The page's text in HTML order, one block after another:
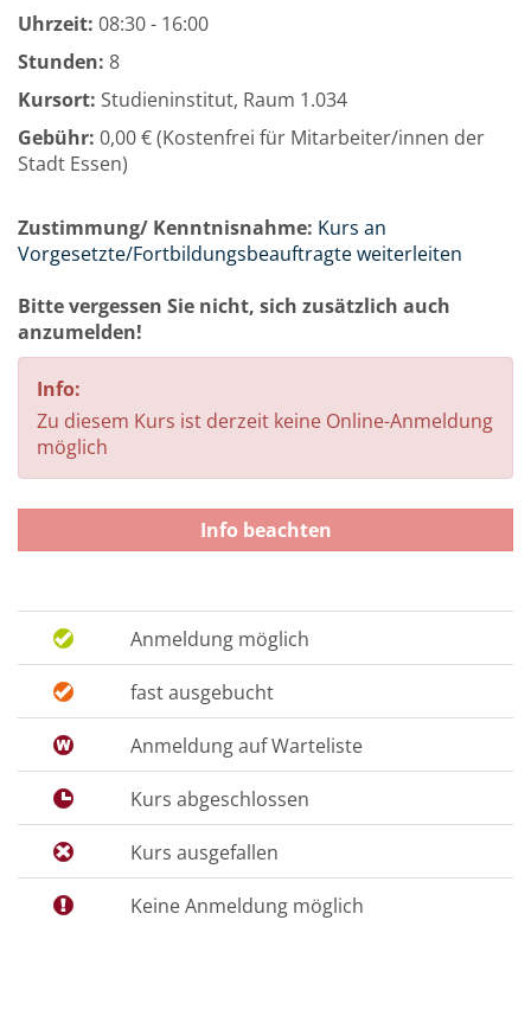
Uhrzeit: 08:30 - 16:00
Stunden: 8
Kursort: Studieninstitut, Raum 1.034
Gebühr: 0,00 € (Kostenfrei für Mitarbeiter/innen der
Stadt Essen)
Zustimmung/ Kenntnisnahme: Kurs an
Vorgesetzte/Fortbildungsbeauftragte weiterleiten
Bitte vergessen Sie nicht, sich zusätzlich auch
anzumelden!
Info:
Zu diesem Kurs ist derzeit keine Online-Anmeldung
möglich
Info beachten
Anmeldung möglich
fast ausgebucht
Anmeldung auf Warteliste
Kurs abgeschlossen
Kurs ausgefallen
Keine Anmeldung möglich